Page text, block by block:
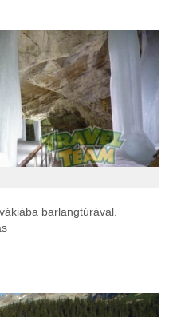
barlangtúrával.